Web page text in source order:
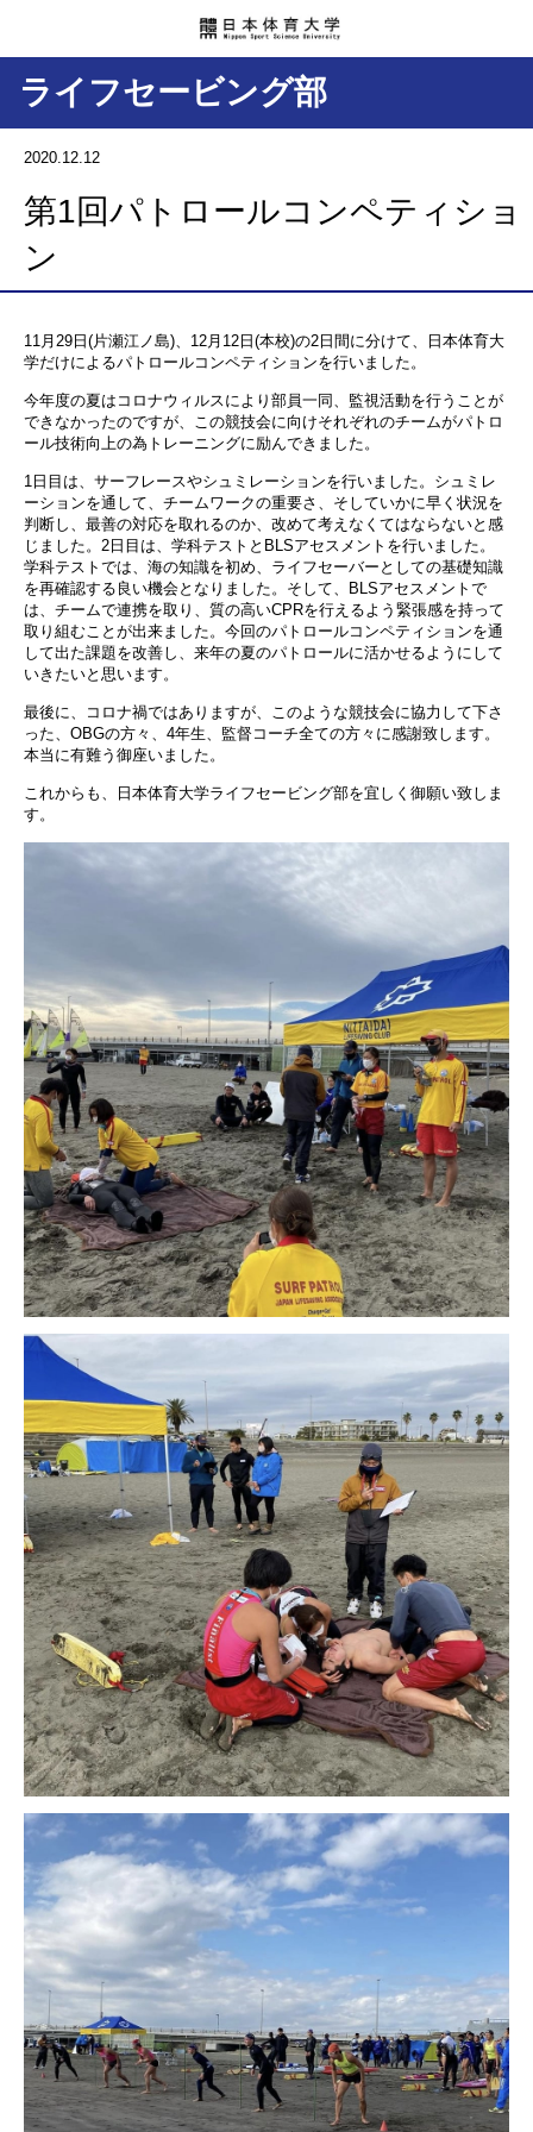
ライフセービング部
2020.12.12
第1回パトロールコンペティショ
ン
11月 29 日 (片瀬江ノ島)、 12月 12 日 (本校)の2 日間に分けて、日本体育大
学だけによるパトロールコンペティションを行いました。
今年度の夏はコロナウィルスにより部員一同、監視活動を行うことが
できなかったのですが、この競技会に向けそれぞれのチームがパトロ
ール技術向上の為トレーニングに励んできました。
1 日目は、サーフレースやシュミレーションを行いました。シュミレ
ーションを通して、チームワークの重要さ、そしていかに早く状況を
判断し、最善の対応を取れるのか、改めて考えなくてはならないと感
じました。 2 日目は、学科テストと BLSアセスメントを行いました。
学科テストでは、海の知識を初め、ライフセーバーとしての基礎知識
を再確認する良い機会となりました。そして、
BLSアセスメントで
は、チームで連携を取り、質の高いCPRを行えるよう緊張感を持って
取り組むことが出来ました。今回のパトロールコンペティションを通
して出た課題を改善し、来年の夏のパトロールに活かせるようにして
いきたいと思います。
最後に、コロナ禍ではありますが、このような競技会に協力して下さ
った、 OBGの方々、 4年生、監督コーチ全ての方々に感謝致します。
本当に有難う御座いました。
これからも、日本体育大学ライフセービング部を宜しく御願い致しま
す。